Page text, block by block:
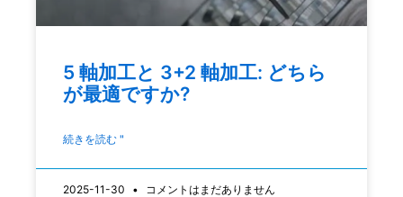
5 軸加工と 3+2 軸加工: どちら
が最適ですか?
続きを読む "
2025-11-30 コメントはまだありません